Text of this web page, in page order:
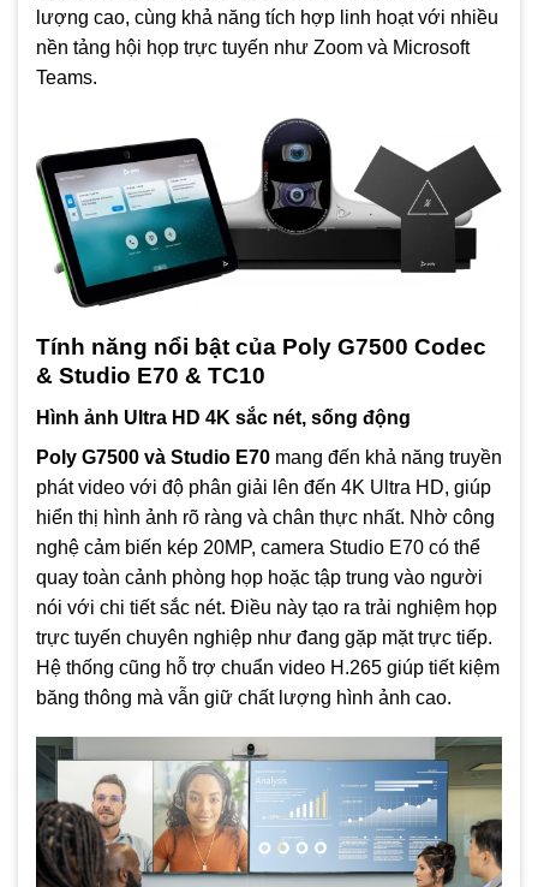
lượng cao, cùng khả năng tích hợp linh hoạt với nhiều
nền tảng hội họp trực tuyến như Zoom và Microsoft
Teams.
Tính năng nổi bật của Poly G7500 Codec
& Studio E70 & TC10
Hình ảnh Ultra HD 4K sắc nét, sống động
Poly G7500 và Studio E70 mang đến khả năng truyền
phát video với độ phân giải lên đến 4K Ultra HD, giúp
hiển thị hình ảnh rõ ràng và chân thực nhất. Nhờ công
nghệ cảm biến kép 20MP, camera Studio E70 có thể
quay toàn cảnh phòng họp hoặc tập trung vào người
nói với chi tiết sắc nét. Điều này tạo ra trải nghiệm họp
trực tuyến chuyên nghiệp như đang gặp mặt trực tiếp.
Hệ thống cũng hỗ trợ chuẩn video H.265 giúp tiết kiệm
băng thông mà vẫn giữ chất lượng hình ảnh cao.